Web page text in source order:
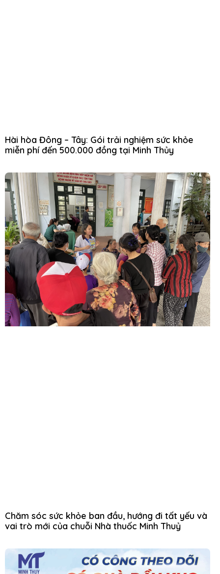
Hài hòa Đông – Tây: Gói trải nghiệm sức khỏe
miễn phí đến 500.000 đồng tại Minh Thủy
Chăm sóc sức khỏe ban đầu, hướng đi tất yếu và
vai trò mới của chuỗi Nhà thuốc Minh Thuỷ